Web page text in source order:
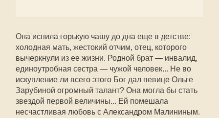
Она испила горькую чашу до дна еще в детстве:
холодная мать, жестокий отчим, отец, которого
вычеркнули из ее жизни. Родной брат — инвалид,
единоутробная сестра — чужой человек... Не во
искупление ли всего этого Бог дал певице Ольге
Зарубиной огромный талант? Она могла бы стать
звездой первой величины... Ей помешала
несчастливая любовь с Александром Малининым.